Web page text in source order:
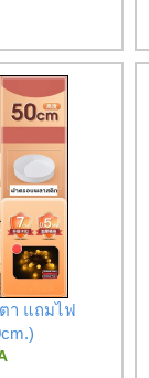
า แถมไฟ